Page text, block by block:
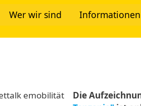
Wer wir sind Informationen
Die